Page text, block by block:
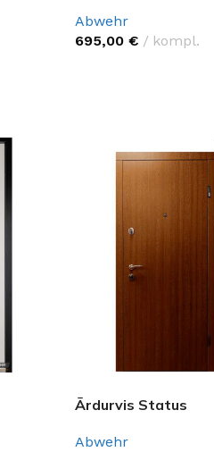
Abwehr
695,00 € kompl.
Ārdurvis Status
Abwehr